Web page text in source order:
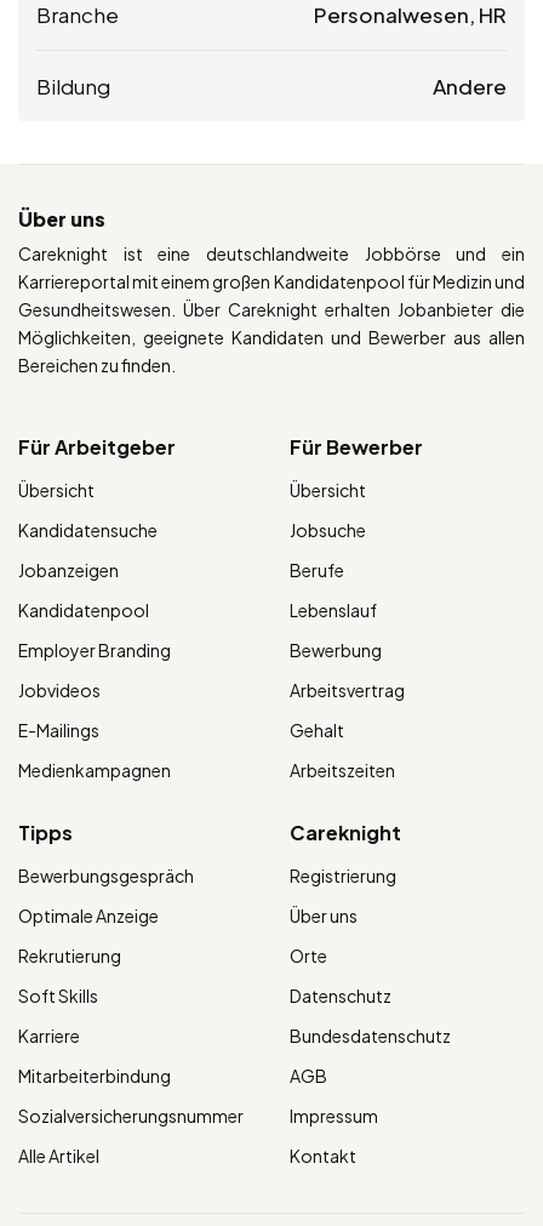
Branche Personalwesen, HR
Bildung Andere
Über uns
Careknight ist eine deutschlandweite Jobbörse und ein
Karriereportal mit einem großen Kandidatenpool für Medizin und
Gesundheitswesen. Über Careknight erhalten Jobanbieter die
Möglichkeiten, geeignete Kandidaten und Bewerber aus allen
Bereichen zu finden.
Für Arbeitgeber
Übersicht
Kandidatensuche
Jobanzeigen
Kandidatenpool
Employer Branding
Jobvideos
E-Mailings
Medienkampagnen
Für Bewerber
Übersicht
Jobsuche
Berufe
Lebenslauf
Bewerbung
Arbeitsvertrag
Gehalt
Arbeitszeiten
Tipps
Bewerbungsgespräch
Optimale Anzeige
Rekrutierung
Soft Skills
Karriere
Mitarbeiterbindung
Sozialversicherungsnummer
Alle Artikel
Careknight
Registrierung
Über uns
Orte
Datenschutz
Bundesdatenschutz
AGB
Impressum
Kontakt